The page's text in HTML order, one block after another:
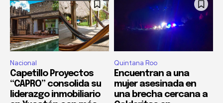
Nacional
Capetillo Proyectos
“CAPRO” consolida su
liderazgo inmobiliario
Quintana Roo
Encuentran a una
mujer asesinada en
una brecha cercana a